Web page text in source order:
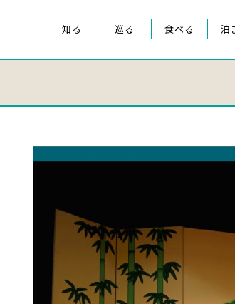
知る
桑都物語について
みんなの桑都物語
巡る
八王子まつり
食べる 泊